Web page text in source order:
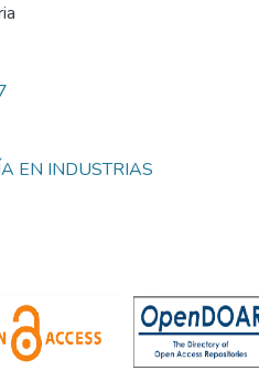
EN INDUSTRIAS